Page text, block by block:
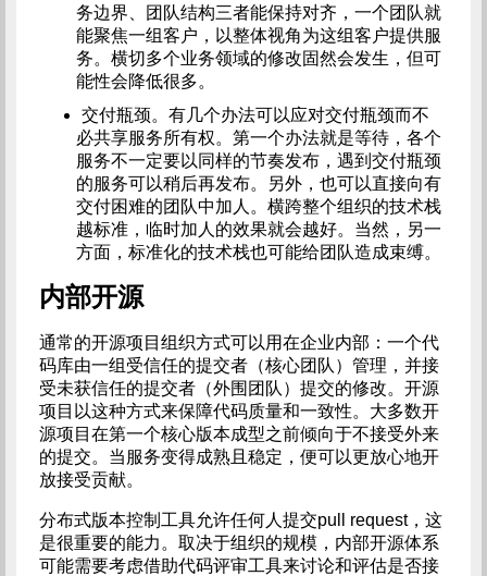
务边界、团队结构三者能保持对齐，一个团队就
能聚焦一组客户，以整体视角为这组客户提供服
务。横切多个业务领域的修改固然会发生，但可
能性会降低很多。
交付瓶颈。有几个办法可以应对交付瓶颈而不
必共享服务所有权。第一个办法就是等待，各个
服务不一定要以同样的节奏发布，遇到交付瓶颈
的服务可以稍后再发布。另外，也可以直接向有
交付困难的团队中加人。横跨整个组织的技术栈
越标准，临时加人的效果就会越好。当然，另一
方面，标准化的技术栈也可能给团队造成束缚。
内部开源
通常的开源项目组织方式可以用在企业内部：一个代
码库由一组受信任的提交者（核心团队）管理，并接
受未获信任的提交者（外围团队）提交的修改。开源
项目以这种方式来保障代码质量和一致性。大多数开
源项目在第一个核心版本成型之前倾向于不接受外来
的提交。当服务变得成熟且稳定，便可以更放心地开
放接受贡献。
分布式版本控制工具允许任何人提交pull request，这
是很重要的能力。取决于组织的规模，内部开源体系
可能需要考虑借助代码评审工具来讨论和评估是否接